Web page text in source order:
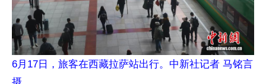
6月17日，旅客在西藏拉萨站出行。中新社记者 马铭言
摄